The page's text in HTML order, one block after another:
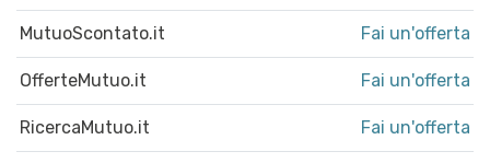
MutuoScontato.it Fai un'offerta
OfferteMutuo.it Fai un'offerta
RicercaMutuo.it Fai un'offerta